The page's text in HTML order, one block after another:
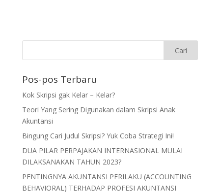
Pos-pos Terbaru
Kok Skripsi gak Kelar – Kelar?
Teori Yang Sering Digunakan dalam Skripsi Anak
Akuntansi
Bingung Cari Judul Skripsi? Yuk Coba Strategi Ini!
DUA PILAR PERPAJAKAN INTERNASIONAL MULAI
DILAKSANAKAN TAHUN 2023?
PENTINGNYA AKUNTANSI PERILAKU (ACCOUNTING
BEHAVIORAL) TERHADAP PROFESI AKUNTANSI